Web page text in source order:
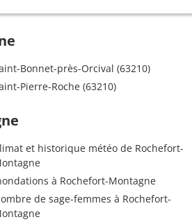
Bonnet-près-Orcival (63210)
Pierre-Roche (63210)
et historique météo de Rochefort-
à Rochefort-Montagne
de sage-femmes à Rochefort-